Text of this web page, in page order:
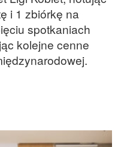
i 1 zbiórkę na
spotkaniach
kolejne cenne